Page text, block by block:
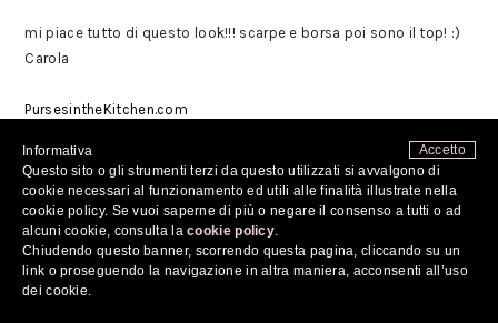
mi piace tutto di questo look!!! scarpe e borsa poi sono il top! :)
Carola
PursesintheKitchen.com
RISPONDI
Federica Di Nardo
FEBBRAIO 27, 2014 3:07 PM
Adoro il tocco dato dagli orecchini :)
Accetto
Informativa
Questo sito o gli strumenti terzi da questo utilizzati si avvalgono di
cookie necessari al funzionamento ed utili alle finalità illustrate nella
cookie policy. Se vuoi saperne di più o negare il consenso a tutti o ad
alcuni cookie, consulta lacookie policy.
Chiudendo questo banner, scorrendo questa pagina, cliccando su un
link o proseguendo la navigazione in altra maniera, acconsenti all’uso
dei cookie.